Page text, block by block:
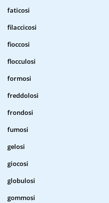
faticosi
filaccicosi
fioccosi
flocculosi
formosi
freddolosi
frondosi
fumosi
gelosi
giocosi
globulosi
gommosi